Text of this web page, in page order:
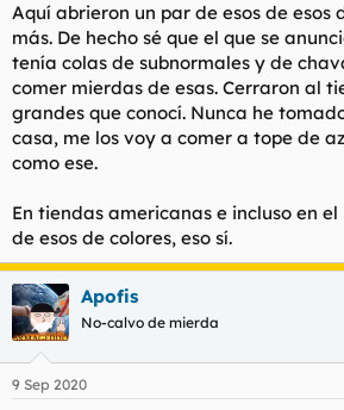
:
Aquí abrieron un par de esos de esos
más. De hecho sé que el que se
tenía colas de subnormales y de
comer mierdas de esas. Cerraron al
grandes que conocí. Nunca he
casa, me los voy a comer a tope de
como ese.
En tiendas americanas e incluso en
de esos de colores, eso sí.
Apofis
No-calvo de mierda
9 Sep 2020